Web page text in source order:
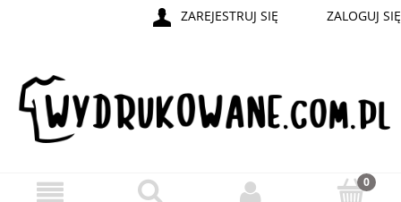
ZAREJESTRUJ SIĘ ZALOGUJ SIĘ